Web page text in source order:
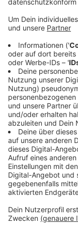
Veröffentlicht:
Ziel sei es, den
eines
Bauprojekte
gelegt werden.
könne man den
somit auch
niederländische
mehreren
verringern.
und